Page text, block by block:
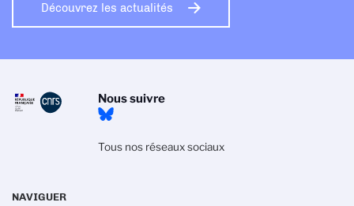
Découvrez les actualités
Nous suivre
Tous nos réseaux sociaux
NAVIGUER